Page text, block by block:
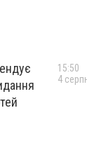
15:50
4